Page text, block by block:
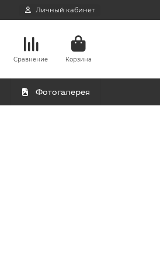
Личный кабинет
Сравнение Корзина
Фотогалерея